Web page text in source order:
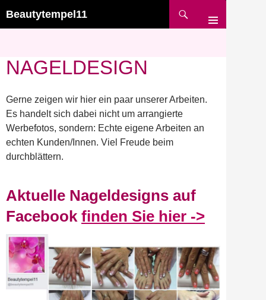
Beautytempel11
NAGELDESIGN
Gerne zeigen wir hier ein paar unserer Arbeiten.
Es handelt sich dabei nicht um arrangierte
Werbefotos, sondern: Echte eigene Arbeiten an
echten Kunden/Innen. Viel Freude beim
durchblättern.
Aktuelle Nageldesigns auf
Facebook finden Sie hier ->